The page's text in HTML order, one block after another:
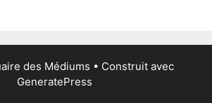
des Médiums • Construit avec
GeneratePress